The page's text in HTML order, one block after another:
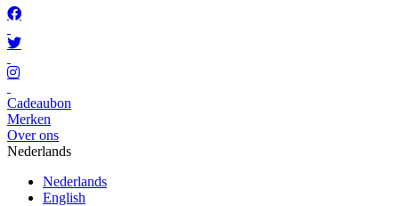
Cadeaubon
Merken
Over ons
Nederlands
Nederlands
English